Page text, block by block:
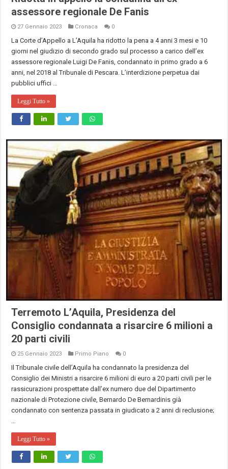
assessore regionale De Fanis
27 Gennaio 2023 Cronaca 0
La Corte d’Appello a L’Aquila ha ridotto la pena a 4 anni 3 mesi e 10
giorni nel giudizio di secondo grado sul processo a carico dell’ex
assessore regionale Luigi De Fanis, condannato in primo grado a 6
anni, nel 2018 al Tribunale di Pescara. L’interdizione perpetua dai
pubblici uffici …
Leggi Tutto »
Terremoto L’Aquila, Presidenza del
Consiglio condannata a risarcire 6 milioni a
20 parti civili
25 Gennaio 2023 Primo Piano 0
Il Tribunale civile dell’Aquila ha condannato la presidenza del
Consiglio dei Ministri a risarcire 6 milioni di euro a 20 parti civili per le
rassicurazioni prospettate dall’ex numero due del Dipartimento
nazionale di Protezione civile, Bernardo De Bernardinis già
condannato con sentenza passata in giudicato a 2 anni di reclusione;
Leggi Tutto »